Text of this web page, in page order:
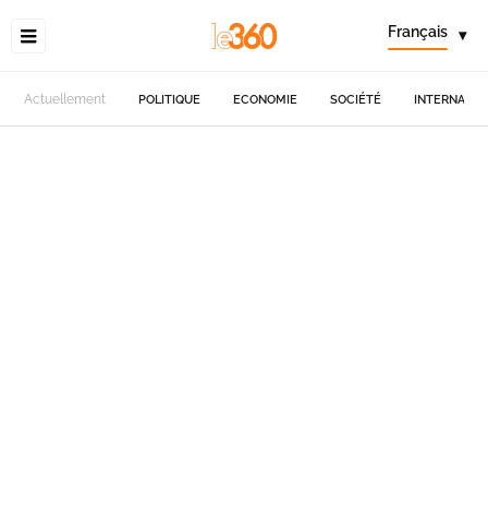
Français ▾
Actuellement POLITIQUE ECONOMIE SOCIÉTÉ